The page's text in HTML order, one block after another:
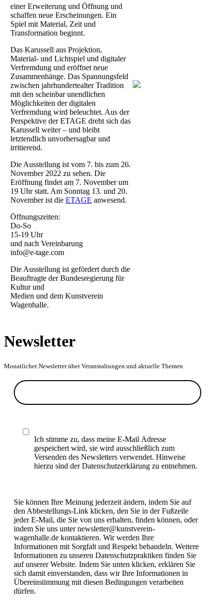
einer Erweiterung und Öffnung und
schaffen neue Erscheinungen. Ein
Spiel mit Material, Zeit und
Transformation beginnt.
Das Karussell aus Projektion,
Material- und Lichtspiel und digitaler
Verfremdung und eröffnet neue
Zusammenhänge. Das Spannungsfeld
zwischen jahrhundertealter Tradition
mit den scheinbar unendlichen
Möglichkeiten der digitalen
Verfremdung wird beleuchtet. Aus der
Perspektive der ETAGE dreht sich das
Karussell weiter – und bleibt
letztendlich unvorhersagbar und
irritierend.
Die Ausstellung ist vom 7. bis zum 26.
November 2022 zu sehen. Die
Eröffnung findet am 7. November um
19 Uhr statt. Am Sonntag 13. und 20.
November ist die ETAGE anwesend.
Öffnungszeiten:
Do-So
15-19 Uhr
und nach Vereinbarung
info@e-tage.com
Die Ausstellung ist gefördert durch die
Beauftragte der Bundesregierung für
Kultur und
Medien und dem Kunstverein
Wagenhalle.
Newsletter
Monatlicher Newsletter über Veranstaltungen und aktuelle Themen
Ich stimme zu, dass meine E-Mail Adresse
gespeichert wird, sie wird ausschließlich zum
Versenden des Newsletters verwendet. Hinweise
hierzu sind der Datenschutzerklärung zu entnehmen.
Sie können Ihre Meinung jederzeit ändern, indem Sie auf
den Abbestellungs-Link klicken, den Sie in der Fußzeile
jeder E-Mail, die Sie von uns erhalten, finden können, oder
indem Sie uns unter newsletter@kunstverein-
wagenhalle.de kontaktieren. Wir werden Ihre
Informationen mit Sorgfalt und Respekt behandeln. Weitere
Informationen zu unseren Datenschutzpraktiken finden Sie
auf unserer Website. Indem Sie unten klicken, erklären Sie
sich damit einverstanden, dass wir Ihre Informationen in
Übereinstimmung mit diesen Bedingungen verarbeiten
dürfen.